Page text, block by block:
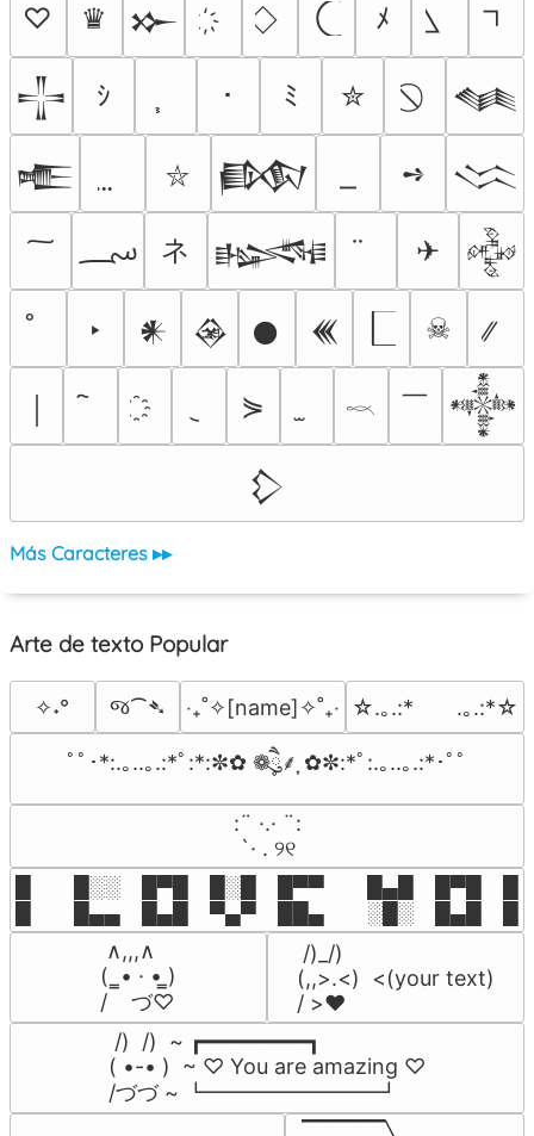
♡ ♛ 𒁍 ﾒ
𒋲 ｼ ･ ﾐ ✮ 𒈝
𒍫 ⛥ 𒁃 ➺ 𒈱
؄ ネ 𒈙 ✈ 𒅒
‣ 𒀭 𒊲 𒊹 𒌍 ☠
⋟ 𓎖 ￣ 𒀱
𒁷
Más Caracteres ▸▸
Arte de texto Popular
✧˖° જ⁀➴ ‎‧₊˚✧[name]✧˚₊‧ ☆.｡.:*　　.｡.:*☆
ﾟﾟ･*:.｡..｡.:*ﾟ:*:✼✿ ❁ཻུ۪۪⸙͎ ✿✼:*ﾟ:.｡..｡.:*･ﾟﾟ
⠀:¨ ·.· ¨:⠀
⠀ `· . ୨୧⠀
█  █░░ █▀█ █░█ █▀▀  █▄█ █▀█
█  █▄▄ █▄█ ▀▄▀ ██▄  ░█░ █▄█
∧,,,∧
(  ̳• · • ̳)
/    づ♡
/)_/)
(,,>.<)  <(your text)
/ >❤️
/)  /)  ~ ┏━━━━━━━━┓
( •-• )  ~ ♡ You are amazing ♡
/づづ ~ ┗━━━━━━━━┛